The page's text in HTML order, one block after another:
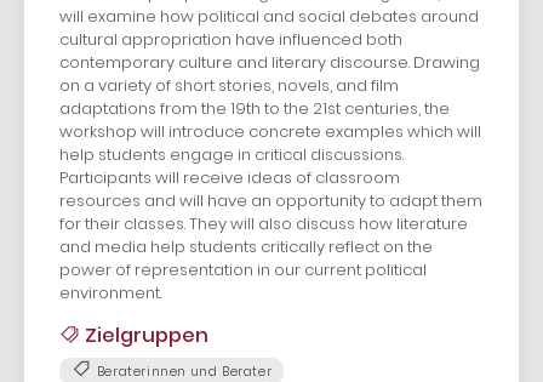
will examine how political and social debates around
cultural appropriation have influenced both
contemporary culture and literary discourse. Drawing
on a variety of short stories, novels, and film
adaptations from the 19th to the 21st centuries, the
workshop will introduce concrete examples which will
help students engage in critical discussions.
Participants will receive ideas of classroom
resources and will have an opportunity to adapt them
for their classes. They will also discuss how literature
and media help students critically reflect on the
power of representation in our current political
environment.
Zielgruppen
Beraterinnen und Berater